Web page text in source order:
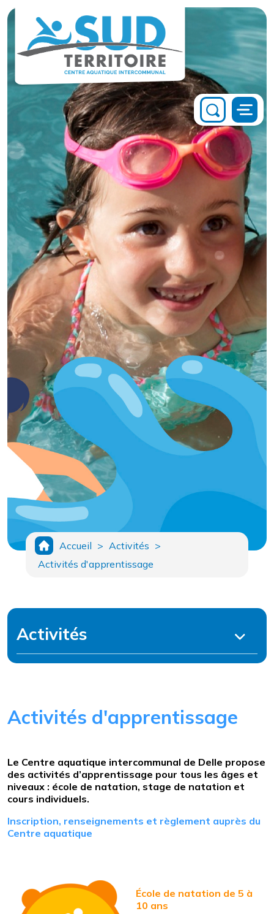
Accueil > Activités >
Activités d'apprentissage
Activités
Activités d'apprentissage
Le Centre aquatique intercommunal de Delle propose
des activités d’apprentissage pour tous les âges et
niveaux : école de natation, stage de natation et
cours individuels.
Inscription, renseignements et règlement auprès du
Centre aquatique
École de natation de 5 à
10 ans
Panneau de gestion des cookies